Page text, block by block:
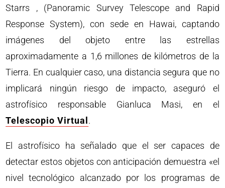
Starrs , (Panoramic Survey Telescope and Rapid
Response System), con sede en Hawai, captando
imágenes del objeto entre las estrellas
aproximadamente a 1,6 millones de kilómetros de la
Tierra. En cualquier caso, una distancia segura que no
implicará ningún riesgo de impacto, aseguró el
astrofísico responsable Gianluca Masi, en el
Telescopio Virtual .
El astrofísico ha señalado que el ser capaces de
detectar estos objetos con anticipación demuestra «el
nivel tecnológico alcanzado por los programas de